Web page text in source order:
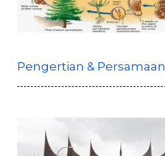
Pengertian & Persamaan